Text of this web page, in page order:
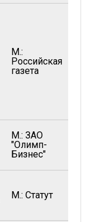
М.:
Российская
газета
М.: ЗАО
"Олимп-
Бизнес"
М.: Статут